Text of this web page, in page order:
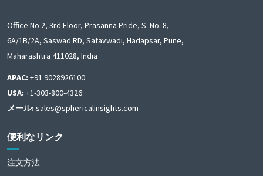
Office No 2, 3rd Floor, Prasanna Pride, S. No. 8,
6A/1B/2A, Saswad RD, Satavwadi, Hadapsar, Pune,
Maharashtra 411028, India
APAC: +91 9028926100
USA: +1-303-800-4326
メール: sales@sphericalinsights.com
便利なリンク
注文方法